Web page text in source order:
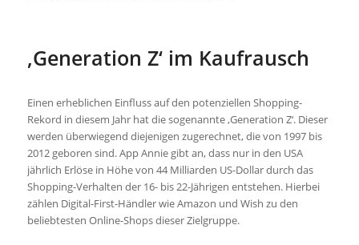
‚Generation Z‘ im Kaufrausch
Einen erheblichen Einfluss auf den potenziellen Shopping-
Rekord in diesem Jahr hat die sogenannte ‚Generation Z‘. Dieser
werden überwiegend diejenigen zugerechnet, die von 1997 bis
2012 geboren sind. App Annie gibt an, dass nur in den USA
jährlich Erlöse in Höhe von 44 Milliarden US-Dollar durch das
Shopping-Verhalten der 16- bis 22-Jährigen entstehen. Hierbei
zählen Digital-First-Händler wie Amazon und Wish zu den
beliebtesten Online-Shops dieser Zielgruppe.